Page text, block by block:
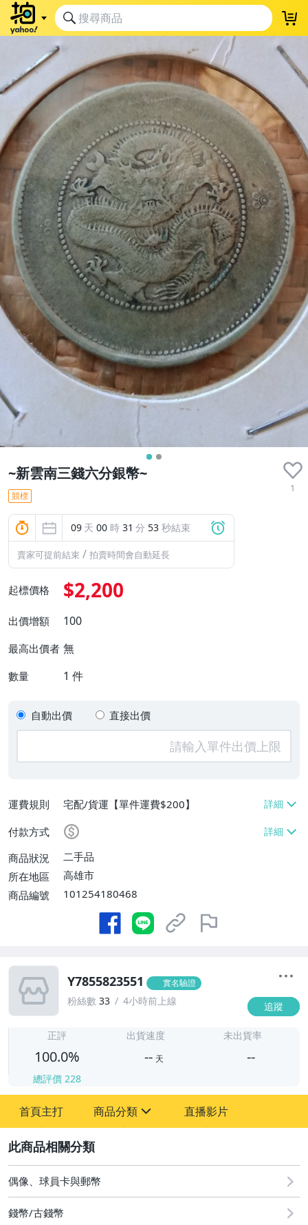
~新雲南三錢六分銀幣~
1
競標
09 天 00 時 31 分 52 秒結束
賣家可提前結束 / 拍賣時間會自動延長
起標價格 $2,200
出價增額 100
最高出價者 無
數量 1 件
自動出價 直接出價
運費規則
宅配/貨運【單件運費$200】
付款方式
商品狀況
二手品
所在地區
高雄市
商品編號
101254180468
Y7855823551 實名驗證
粉絲數 33 4小時前上線 追蹤
正評
100.0%
總評價 228
出貨速度
-- 天
未出貨率
--
首頁主打 商品分類
嬰幼兒與孕婦
寵物用品與水族
古董、藝術與礦石
直播影片
偶像、球員卡與郵幣
錢幣/古錢幣